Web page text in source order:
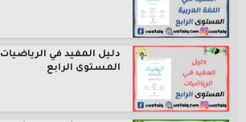
دليل المفيد في الرياضيات
المستوى الرابع